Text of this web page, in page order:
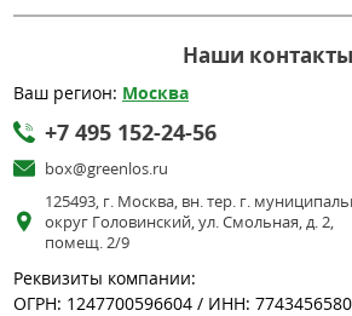
Наши
Ваш регион: Москва
+7 495 152-24-56
box@greenlos.ru
125493, г. Москва, вн. тер. г.
округ Головинский, ул. Смольная, д. 2,
помещ. 2/9
Реквизиты компании:
ОГРН: 1247700596604 / ИНН: 7743456580